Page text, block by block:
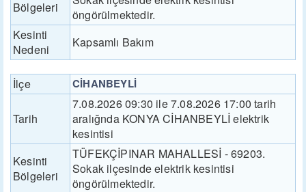
Bölgeleri
öngörülmektedir.
Kesinti
Nedeni
Kapsamlı Bakım
İlçe CİHANBEYLİ
Tarih
7.08.2026 09:30 ile 7.08.2026 17:00 tarih
aralığnda KONYA CİHANBEYLİ elektrik
kesintisi
Kesinti
Bölgeleri
TÜFEKÇİPINAR MAHALLESİ - 69203.
Sokak ilçesinde elektrik kesintisi
öngörülmektedir.